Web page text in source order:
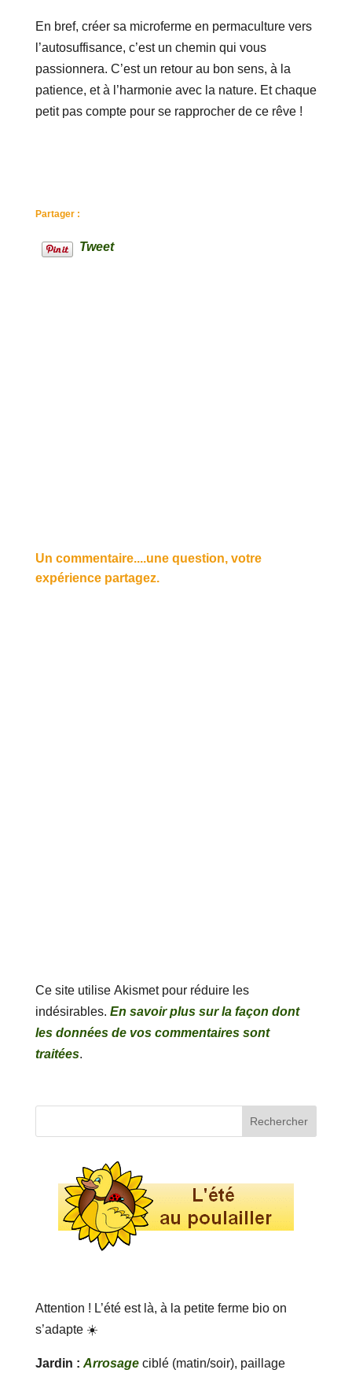
En bref, créer sa microferme en permaculture vers
l’autosuffisance, c’est un chemin qui vous
passionnera. C’est un retour au bon sens, à la
patience, et à l’harmonie avec la nature. Et chaque
petit pas compte pour se rapprocher de ce rêve !
Partager :
Tweet
Un commentaire....une question, votre
expérience partagez.
Ce site utilise Akismet pour réduire les
indésirables. En savoir plus sur la façon dont
les données de vos commentaires sont
traitées.
Attention ! L’été est là, à la petite ferme bio on
s’adapte ☀️
Jardin : Arrosageciblé (matin/soir), paillage